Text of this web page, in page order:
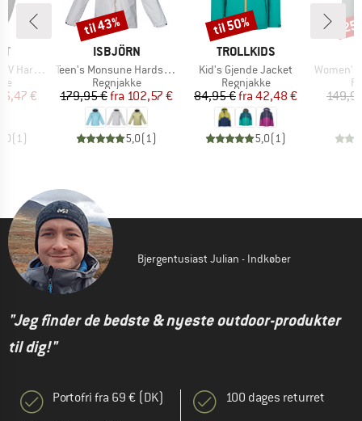
Jacket
pris
€
(1)
MÆRKE
ISBJÖRN
Artikel
Teen's Monsune Hardshell Jacket
Produktgruppe
Regnjakke
Pris
179,95 € Nedsat pris
fra 102,57 €
5,0(1)
Rabat
til 43%
MÆRKE
TROLLKIDS
Artikel
Kid's Gjende Jacket
Produktgruppe
Regnjakke
Pris
84,95 € Nedsat pris
fra 42,48 €
5,0(1)
Rabat
til 50%
Artikel
Women's
Bjergentusiast Julian - Indkøber
"Jeg finder de bedste & nyeste outdoor-produkter
til dig!"
Portofri fra 69 € (DK)
100 dages returret